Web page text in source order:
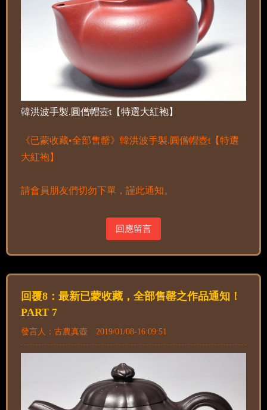
韓洪波手製.圓僧帽壺t【特選大紅袍】
《已蒙收藏•全部售罄》韓洪波手製.圓僧帽壺t【特選
大紅袍】
請會員朋友們切勿下單，謹此通知。
回應留言
回覆8：最新已蒙收藏，全部售罄之作品通知！
PART 7
發言人：古農真壺 2019/01/08-16:09:51